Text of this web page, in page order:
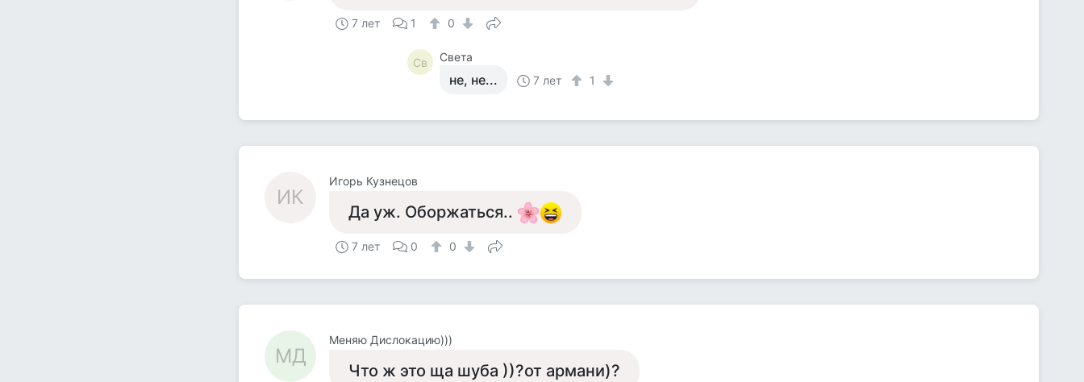
7 лет 1 0
Св Света
не, не... 7 лет 1
ИК
Игорь Кузнецов
Да уж. Оборжаться..
7 лет 0 0
МД
Меняю Дислокацию)))
Что ж это ща шуба ))?от армани)?